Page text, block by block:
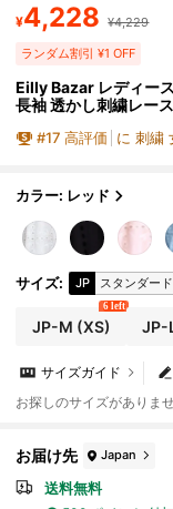
¥4,228
¥4,229
ランダム割引 ¥1 OFF
Eilly Bazar レディー
長袖 透かし刺繍レー
#17 高評価 に 刺繍
カラー: レッド
サイズ: JP スタンダード
JP-M (XS)
6 left
JP-
サイズガイド
お探しのサイズがありま
お届け先 Japan
送料無料